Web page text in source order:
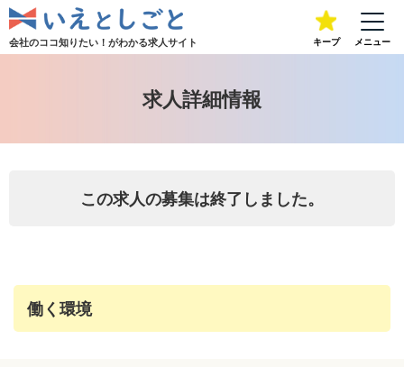
会社のココ知りたい！がわかる求人サイト キープ メニュー
求人詳細情報
この求人の募集は終了しました。
働く環境